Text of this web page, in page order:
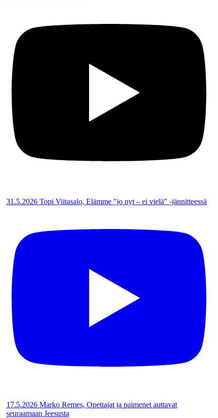
31.5.2026 Topi Viitasalo, Elämme "jo nyt – ei vielä" -jännitteessä
17.5.2026 Marko Remes, Opettajat ja paimenet auttavat
seuraamaan Jeesusta